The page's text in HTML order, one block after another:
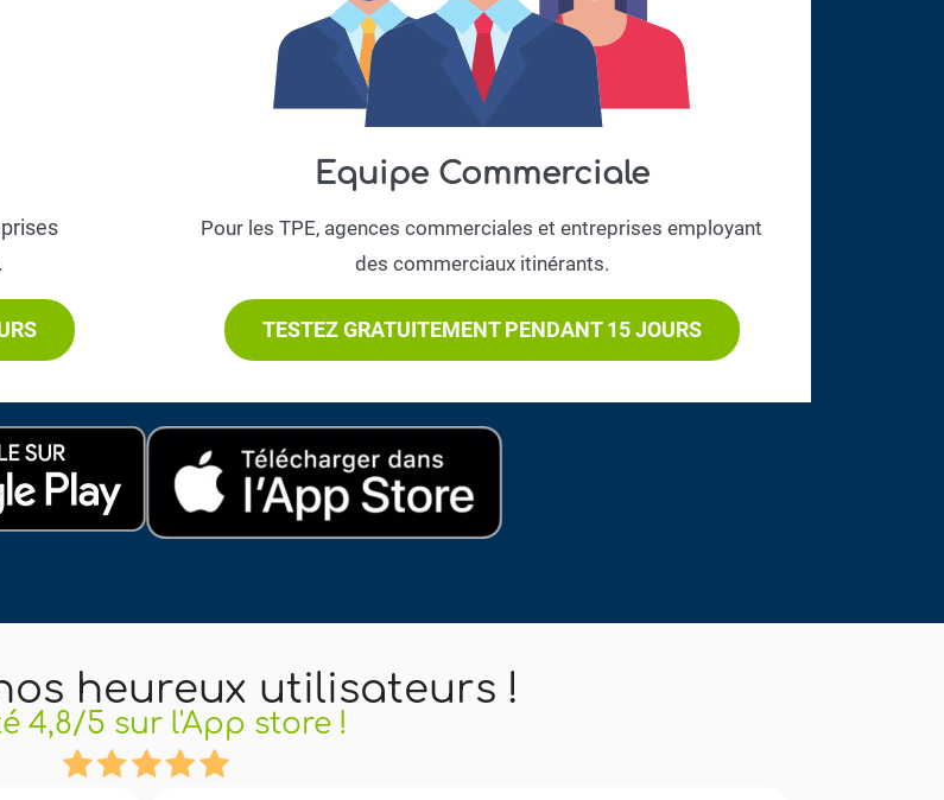
Equipe Commerciale​
Pour les TPE, agences commerciales et entreprises employant
des commerciaux itinérants.
TESTEZ GRATUITEMENT PENDANT 15 JOURS
heureux utilisateurs !
4,8/5 sur l'App store !